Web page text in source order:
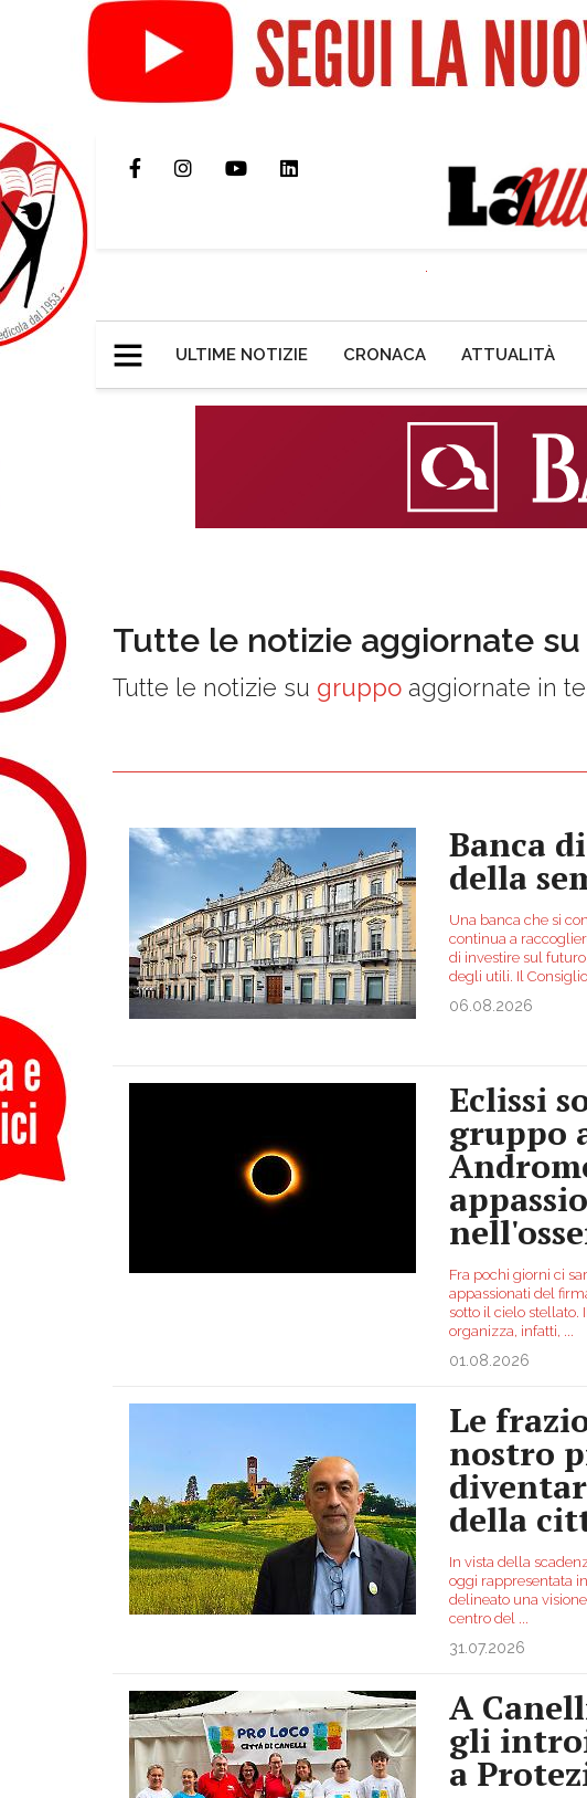
ULTIME NOTIZIE CRONACA ATTUALITÀ
Tutte le notizie aggiornate su
Tutte le notizie su gruppo aggiornate in
Banca
della
Una banca che si
continua a
di investire sul
degli utili. Il
06.08.2026
Eclissi
gruppo
Fra pochi giorni ci
appassionati del
sotto il cielo stellato.
organizza, infatti,
01.08.2026
Le
nostro
della
In vista della
oggi rappresentata
delineato una
centro del
31.07.2026
A
gli
a